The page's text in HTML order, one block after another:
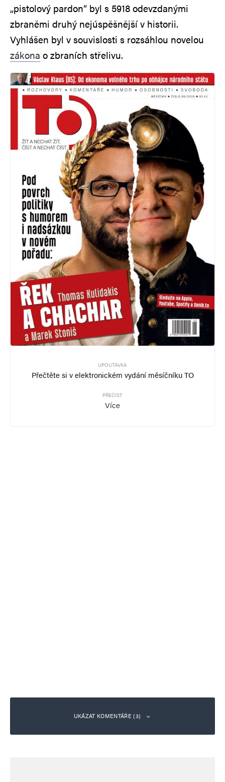
„pistolový pardon“ byl s 5918 odevzdanými
zbraněmi druhý nejúspěšnější v historii.
Vyhlášen byl v souvislosti s rozsáhlou novelou
zákona o zbraních střelivu.
UPOUTÁVKA
Přečtěte si v elektronickém vydání měsíčníku TO
PŘEČÍST
Více
UKÁZAT KOMENTÁŘE (3)